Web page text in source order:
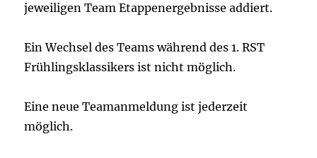
jeweiligen Team Etappenergebnisse addiert.
Ein Wechsel des Teams während des 1. RST
Frühlingsklassikers ist nicht möglich.
Eine neue Teamanmeldung ist jederzeit
möglich.